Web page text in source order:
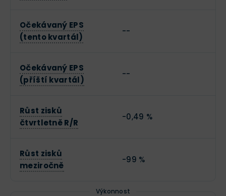
Očekávaný EPS
(tento kvartál)
--
Očekávaný EPS
(příští kvartál)
--
Růst zisků
čtvrtletně R/R
-0,49 %
Růst zisků
meziročně
-99 %
Výkonnost